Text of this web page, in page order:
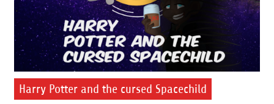
Harry Potter and the cursed Spacechild